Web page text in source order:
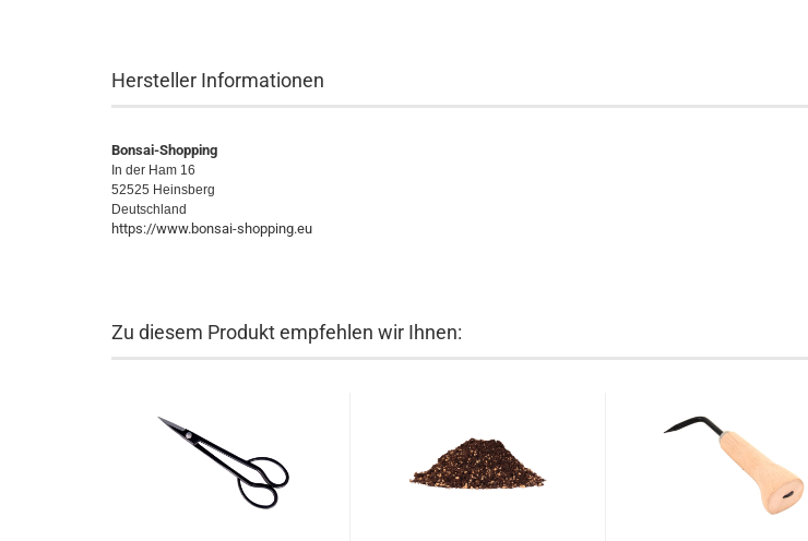
Hersteller Informationen
Bonsai-Shopping
In der Ham 16
52525 Heinsberg
Deutschland
https://www.bonsai-shopping.eu
Zu diesem Produkt empfehlen wir Ihnen: